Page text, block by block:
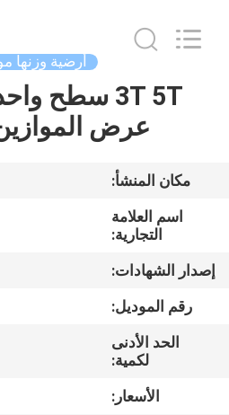
المنزل
فيديوهات
حولنا
جولة
المصنع
Co.,Limited.
أرضية وزنها
عرض
مكان المنشأ:
اسم العلامة
التجارية:
إصدار الشهادات:
رقم الموديل:
الحد الأدنى
لكمية:
الأسعار: